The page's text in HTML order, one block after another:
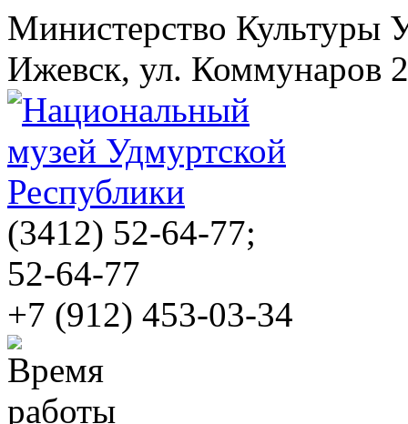
Министерство Культуры
Ижевск, ул. Коммунаров
(3412) 52-64-77;
52-64-77
+7 (912) 453-03-34